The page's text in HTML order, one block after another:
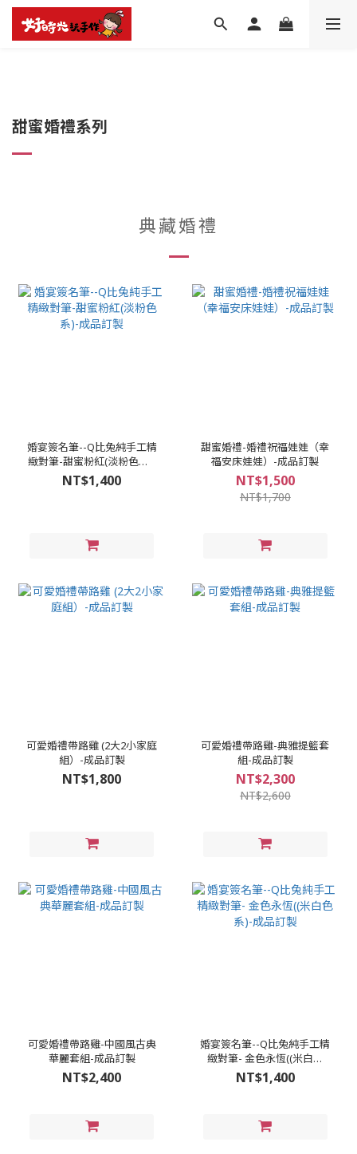
甜蜜婚禮系列
典藏婚禮
婚宴簽名筆--Q比兔純手工精
緻對筆-甜蜜粉紅(淡粉色系)-
成品訂製
NT$1,400
甜蜜婚禮-婚禮祝福娃娃（幸
福安床娃娃）-成品訂製
NT$1,500
NT$1,700
可愛婚禮帶路雞 (2大2小家庭
組）-成品訂製
NT$1,800
可愛婚禮帶路雞-典雅提籃套
組-成品訂製
NT$2,300
NT$2,600
可愛婚禮帶路雞-中國風古典
華麗套組-成品訂製
NT$2,400
婚宴簽名筆--Q比兔純手工精
緻對筆- 金色永恆((米白色
系)-成品訂製
NT$1,400